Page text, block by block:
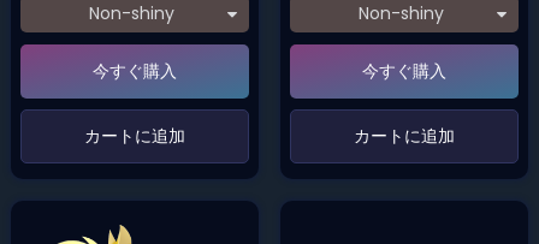
Non-shiny
今すぐ購入
‌カートに追加‌
Non-shiny
今すぐ購入
‌カートに追加‌